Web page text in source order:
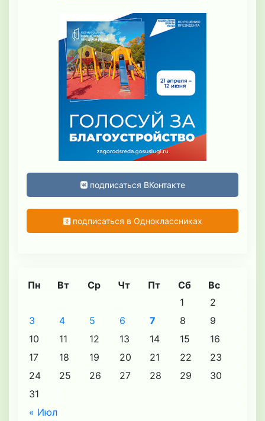
подписаться ВКонтакте
подписаться в Одноклассниках
Пн Вт Ср Чт Пт Сб Вс
« Июл
1
2
3
4 5 6 7 8
9
10
11 12 13 14 15
16
17
18 19 20 21 22
23
24
25 26 27 28 29
30
31